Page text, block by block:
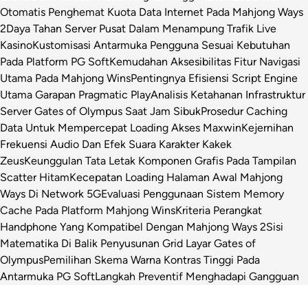
Otomatis Penghemat Kuota Data Internet Pada Mahjong Ways
2Daya Tahan Server Pusat Dalam Menampung Trafik Live
KasinoKustomisasi Antarmuka Pengguna Sesuai Kebutuhan
Pada Platform PG SoftKemudahan Aksesibilitas Fitur Navigasi
Utama Pada Mahjong WinsPentingnya Efisiensi Script Engine
Utama Garapan Pragmatic PlayAnalisis Ketahanan Infrastruktur
Server Gates of Olympus Saat Jam SibukProsedur Caching
Data Untuk Mempercepat Loading Akses MaxwinKejernihan
Frekuensi Audio Dan Efek Suara Karakter Kakek
ZeusKeunggulan Tata Letak Komponen Grafis Pada Tampilan
Scatter HitamKecepatan Loading Halaman Awal Mahjong
Ways Di Network 5GEvaluasi Penggunaan Sistem Memory
Cache Pada Platform Mahjong WinsKriteria Perangkat
Handphone Yang Kompatibel Dengan Mahjong Ways 2Sisi
Matematika Di Balik Penyusunan Grid Layar Gates of
OlympusPemilihan Skema Warna Kontras Tinggi Pada
Antarmuka PG SoftLangkah Preventif Menghadapi Gangguan